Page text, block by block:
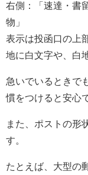
右側：「速達・書
物」
表示は投函口の上
地に白文字や、白
急いでいるときで
慣をつけると安心
また、ポストの形
す。
たとえば、大型の